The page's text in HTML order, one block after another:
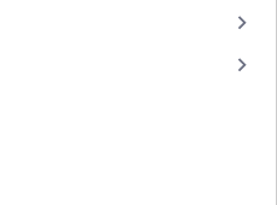
keyboard_arrow_right
keyboard_arrow_right